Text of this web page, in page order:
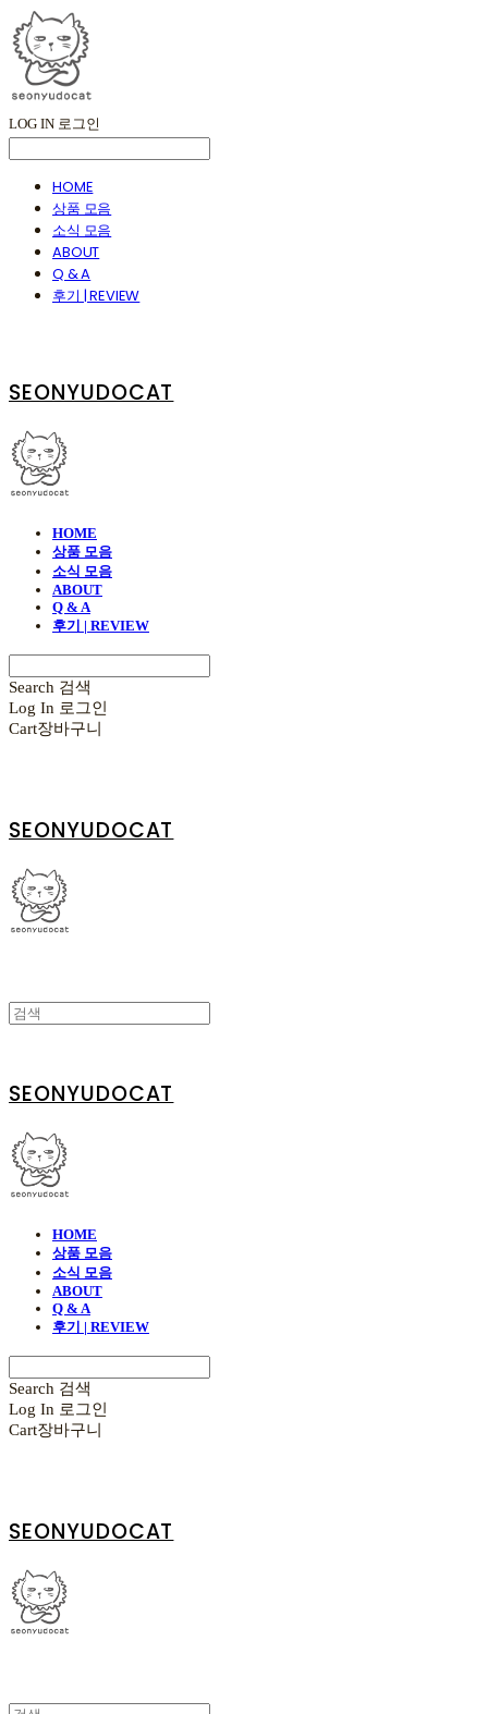
LOG IN 로그인
HOME
상품 모음
소식 모음
ABOUT
Q & A
후기 | REVIEW
SEONYUDOCAT
HOME
상품 모음
소식 모음
ABOUT
Q & A
후기 | REVIEW
Search 검색
Log In 로그인
Cart장바구니
SEONYUDOCAT
SEONYUDOCAT
HOME
상품 모음
소식 모음
ABOUT
Q & A
후기 | REVIEW
Search 검색
Log In 로그인
Cart장바구니
SEONYUDOCAT